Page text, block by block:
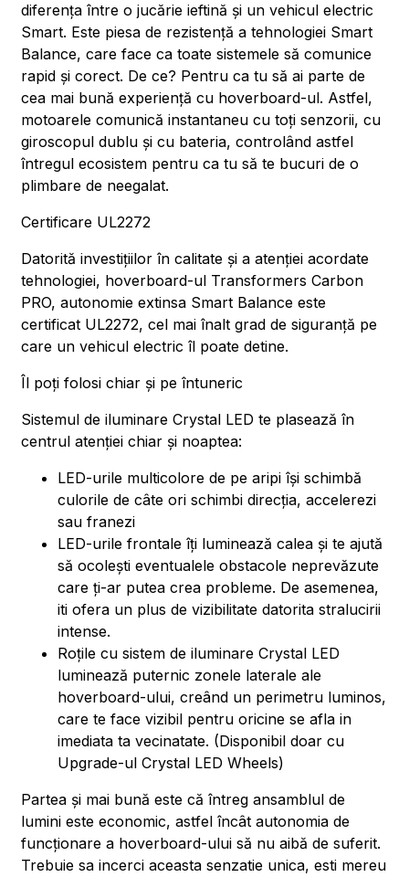
diferența între o jucărie ieftină și un vehicul electric
Smart. Este piesa de rezistență a tehnologiei Smart
Balance, care face ca toate sistemele să comunice
rapid și corect. De ce? Pentru ca tu să ai parte de
cea mai bună experiență cu hoverboard-ul. Astfel,
motoarele comunică instantaneu cu toți senzorii, cu
giroscopul dublu și cu bateria, controlând astfel
întregul ecosistem pentru ca tu să te bucuri de o
plimbare de neegalat.
Certificare UL2272
Datorită investițiilor în calitate și a atenției acordate
tehnologiei, hoverboard-ul Transformers Carbon
PRO, autonomie extinsa Smart Balance este
certificat UL2272, cel mai înalt grad de siguranță pe
care un vehicul electric îl poate detine.
Îl poți folosi chiar și pe întuneric
Sistemul de iluminare Crystal LED te plasează în
centrul atenției chiar și noaptea:
LED-urile multicolore de pe aripi își schimbă
culorile de câte ori schimbi direcția, accelerezi
sau franezi
LED-urile frontale îți luminează calea și te ajută
să ocolești eventualele obstacole neprevăzute
care ți-ar putea crea probleme. De asemenea,
iti ofera un plus de vizibilitate datorita stralucirii
intense.
Roțile cu sistem de iluminare Crystal LED
luminează puternic zonele laterale ale
hoverboard-ului, creând un perimetru luminos,
care te face vizibil pentru oricine se afla in
imediata ta vecinatate. (Disponibil doar cu
Upgrade-ul Crystal LED Wheels)
Partea și mai bună este că întreg ansamblul de
lumini este economic, astfel încât autonomia de
funcționare a hoverboard-ului să nu aibă de suferit.
Trebuie sa incerci aceasta senzatie unica, esti mereu